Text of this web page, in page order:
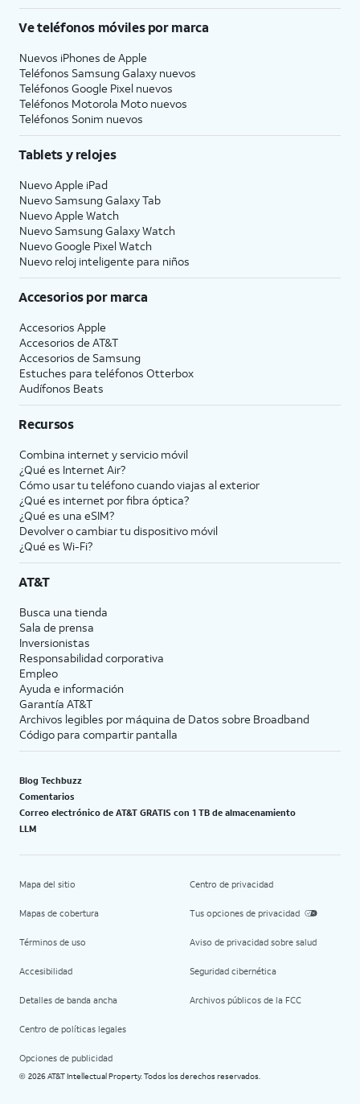
Ve teléfonos móviles por marca
Nuevos iPhones de Apple
Teléfonos Samsung Galaxy nuevos
Teléfonos Google Pixel nuevos
Teléfonos Motorola Moto nuevos
Teléfonos Sonim nuevos
Tablets y relojes
Nuevo Apple iPad
Nuevo Samsung Galaxy Tab
Nuevo Apple Watch
Nuevo Samsung Galaxy Watch
Nuevo Google Pixel Watch
Nuevo reloj inteligente para niños
Accesorios por marca
Accesorios Apple
Accesorios de AT&T
Accesorios de Samsung
Estuches para teléfonos Otterbox
Audífonos Beats
Recursos
Combina internet y servicio móvil
¿Qué es Internet Air?
Cómo usar tu teléfono cuando viajas al exterior
¿Qué es internet por fibra óptica?
¿Qué es una eSIM?
Devolver o cambiar tu dispositivo móvil
¿Qué es Wi-Fi?
AT&T
Busca una tienda
Sala de prensa
Inversionistas
Responsabilidad corporativa
Empleo
Ayuda e información
Garantía AT&T
Archivos legibles por máquina de Datos sobre Broadband
Código para compartir pantalla
Blog Techbuzz
Comentarios
Correo electrónico de AT&T GRATIS con 1 TB de almacenamiento
LLM
Mapa del sitio
Mapas de cobertura
Términos de uso
Accesibilidad
Detalles de banda ancha
Centro de políticas legales
Opciones de publicidad
Centro de privacidad
Tus opciones de privacidad
Aviso de privacidad sobre salud
Seguridad cibernética
Archivos públicos de la FCC
© 2026 AT&T Intellectual Property. Todos los derechos reservados.